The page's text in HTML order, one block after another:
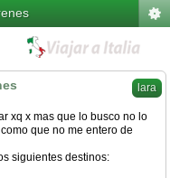
lara
xq x mas que lo busco no lo
que no me entero de
siguientes destinos: